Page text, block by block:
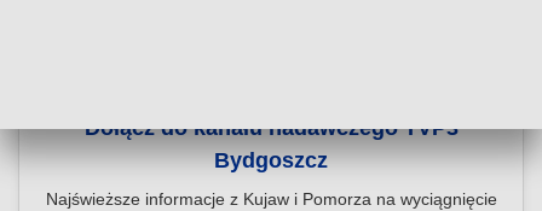
Dołącz do kanału nadawczego TVP3
Bydgoszcz
Najświeższe informacje z Kujaw i Pomorza na wyciągnięcie